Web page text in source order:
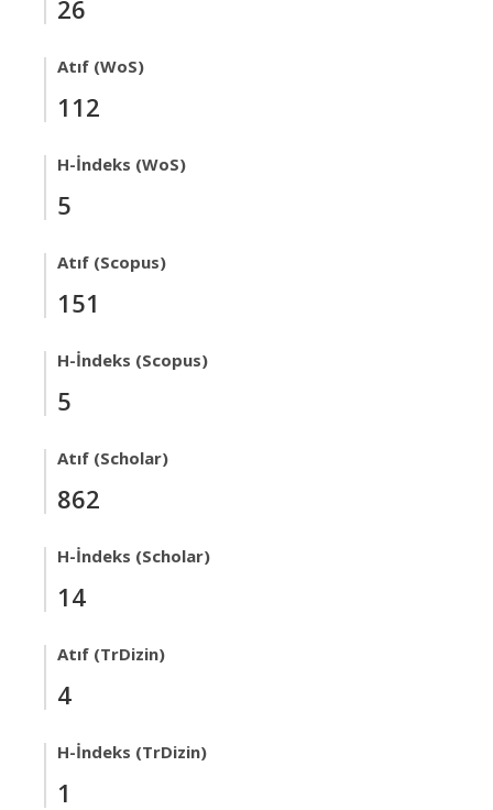
26
Atıf (WoS)
112
H-İndeks (WoS)
5
Atıf (Scopus)
151
H-İndeks (Scopus)
5
Atıf (Scholar)
862
H-İndeks (Scholar)
14
Atıf (TrDizin)
4
H-İndeks (TrDizin)
1